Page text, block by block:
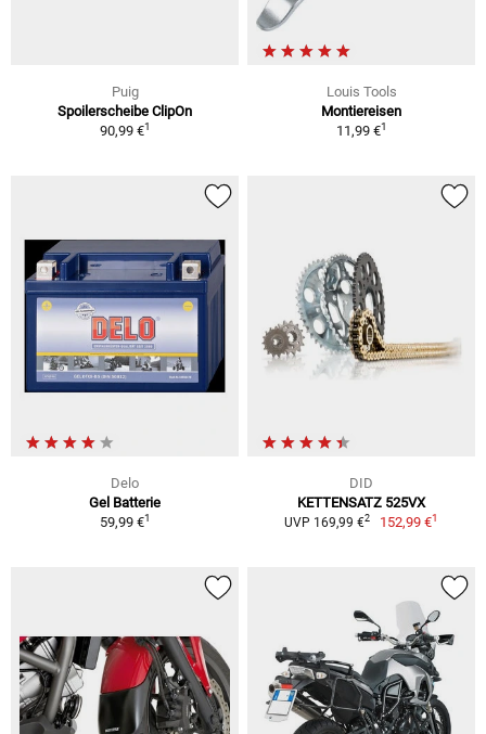
Puig
Spoilerscheibe ClipOn
90,99 €1
Louis Tools
Montiereisen
11,99 €1
Delo
Gel Batterie
59,99 €1
DID
KETTENSATZ 525VX
UVP 169,99 €2 152,99 €1